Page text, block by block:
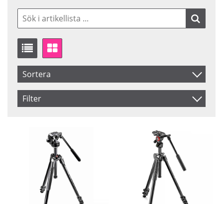
Sortera
Artikelkod
Filter
I lager
Ej i lager